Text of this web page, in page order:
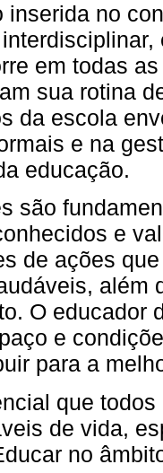
inserida no
em todas
sua rotina
da escola
e na
educação.
são
e
de ações
além
O educador
e
para a
que
de vida,
no